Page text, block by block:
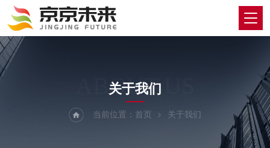
ABOUT US
关于我们
当前位置： 首页 关于我们